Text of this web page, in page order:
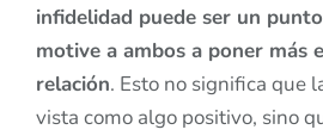
infidelidad puede ser un
motive a ambos a poner más
relación. Esto no significa que
vista como algo positivo, sino